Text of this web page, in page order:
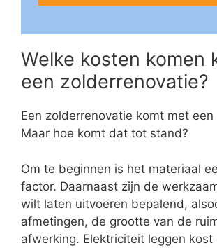
Welke kosten komen
een zolderrenovatie?
Een zolderrenovatie komt met
Maar hoe komt dat tot stand?
Om te beginnen is het materiaal
factor. Daarnaast zijn de
wilt laten uitvoeren bepalend,
afmetingen, de grootte van de
afwerking. Elektriciteit leggen kost